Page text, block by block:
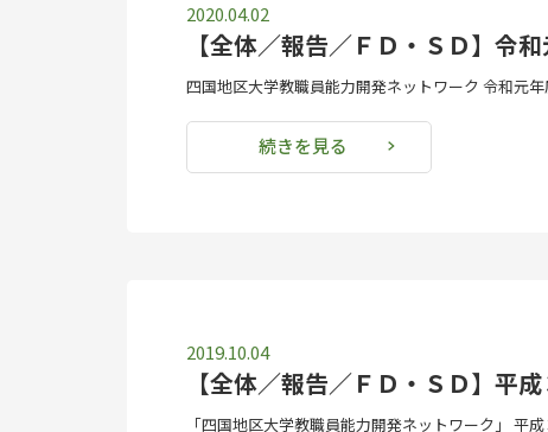
2020.04.02
【全体／報告／ＦＤ・ＳＤ】令
四国地区大学教職員能力開発ネットワーク 令和元
続きを見る
2019.10.04
【全体／報告／ＦＤ・ＳＤ】平
「四国地区大学教職員能力開発ネットワーク」